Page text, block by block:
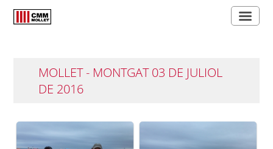
MOLLET - MONTGAT 03 DE JULIOL
DE 2016